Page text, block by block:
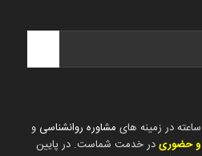
مشاوره روانشناسی و
و حضوریدر خدمت شماست. در پایین